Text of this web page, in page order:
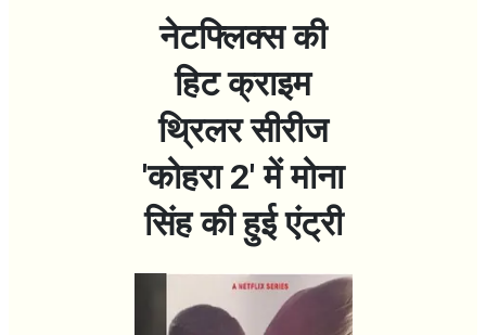
नेटफ्लिक्स की
हिट क्राइम
थ्रिलर सीरीज
'कोहरा 2' में मोना
सिंह की हुई एंट्री